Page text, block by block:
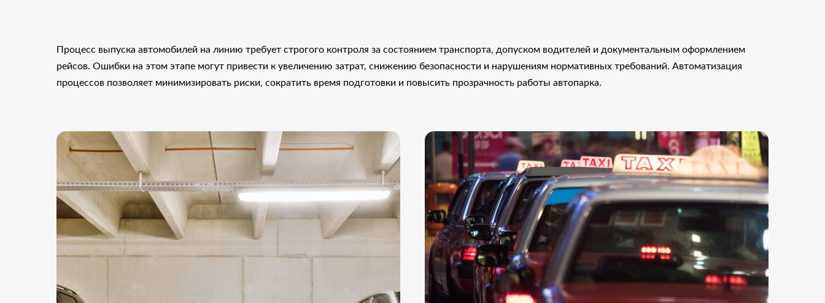
Процесс выпуска автомобилей на линию требует строгого контроля за состоянием транспорта, допуском водителей и документальным оформлением
рейсов. Ошибки на этом этапе могут привести к увеличению затрат, снижению безопасности и нарушениям нормативных требований. Автоматизация
процессов позволяет минимизировать риски, сократить время подготовки и повысить прозрачность работы автопарка.